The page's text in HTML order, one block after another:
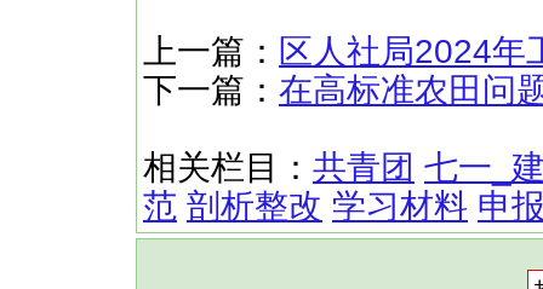
上一篇： 区人社局2024年
下一篇： 在高标准农田问
相关栏目： 共青团 七一_
范 剖析整改 学习材料 申